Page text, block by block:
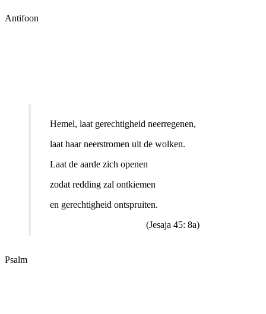
Antifoon
Hemel, laat gerechtigheid neerregenen,
laat haar neerstromen uit de wolken.
Laat de aarde zich openen
zodat redding zal ontkiemen
en gerechtigheid ontspruiten.
(Jesaja 45: 8a)
Psalm